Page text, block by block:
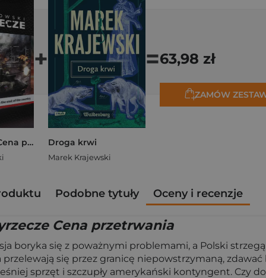
Międzyrzecze Cena przetrwania
+
Droga krwi
Marek Krajewski
=63,98 zł
ZAMÓW
Podobne tytuły Oceny i recenzje
Cena przetrwania
boryka się z poważnymi problemami, a Polski
się przez granicę niepowstrzymaną,
sprzęt i szczupły amerykański kontyngent. Czy